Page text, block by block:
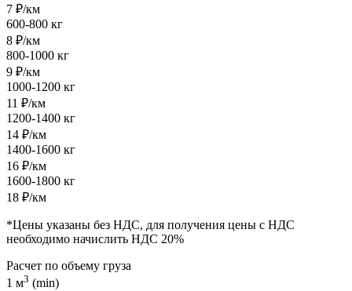
7 ₽/км
600-800 кг
8 ₽/км
800-1000 кг
9 ₽/км
1000-1200 кг
11 ₽/км
1200-1400 кг
14 ₽/км
1400-1600 кг
16 ₽/км
1600-1800 кг
18 ₽/км
*Цены указаны без НДС, для получения цены с НДС
необходимо начислить НДС 20%
Расчет по объему груза
1 м3 (min)